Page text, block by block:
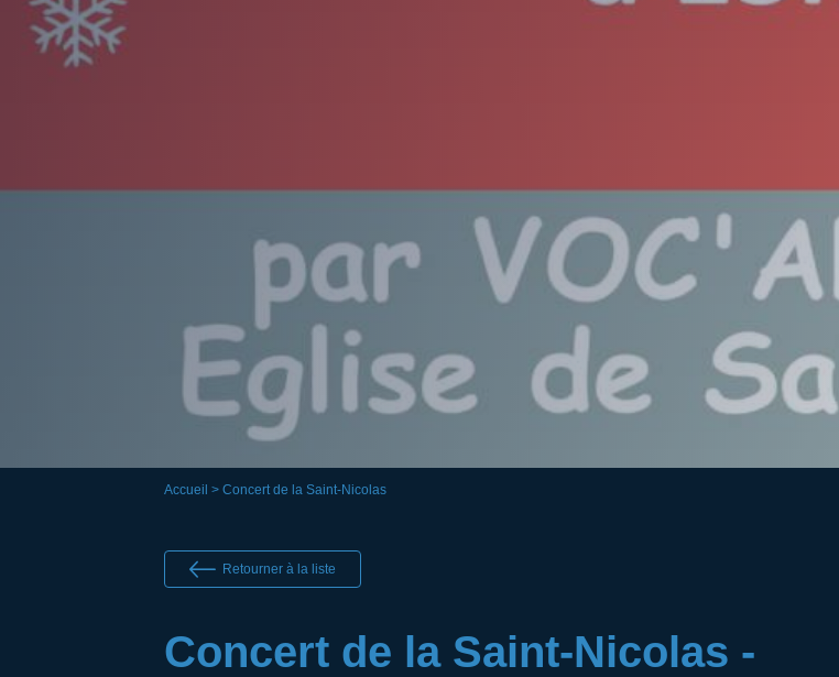
Accueil > Concert de la Saint-Nicolas
Retourner à la liste
Concert de la Saint-Nicolas -